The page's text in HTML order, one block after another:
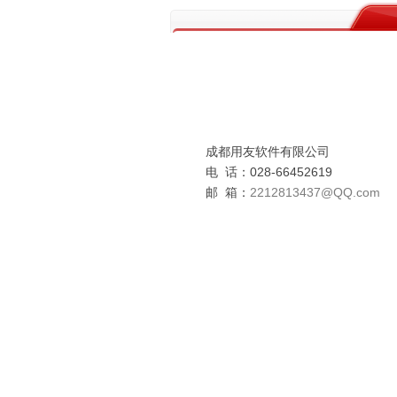
成都用友软件有限公司
电 话：028-66452619
邮 箱： 2212813437@QQ.com